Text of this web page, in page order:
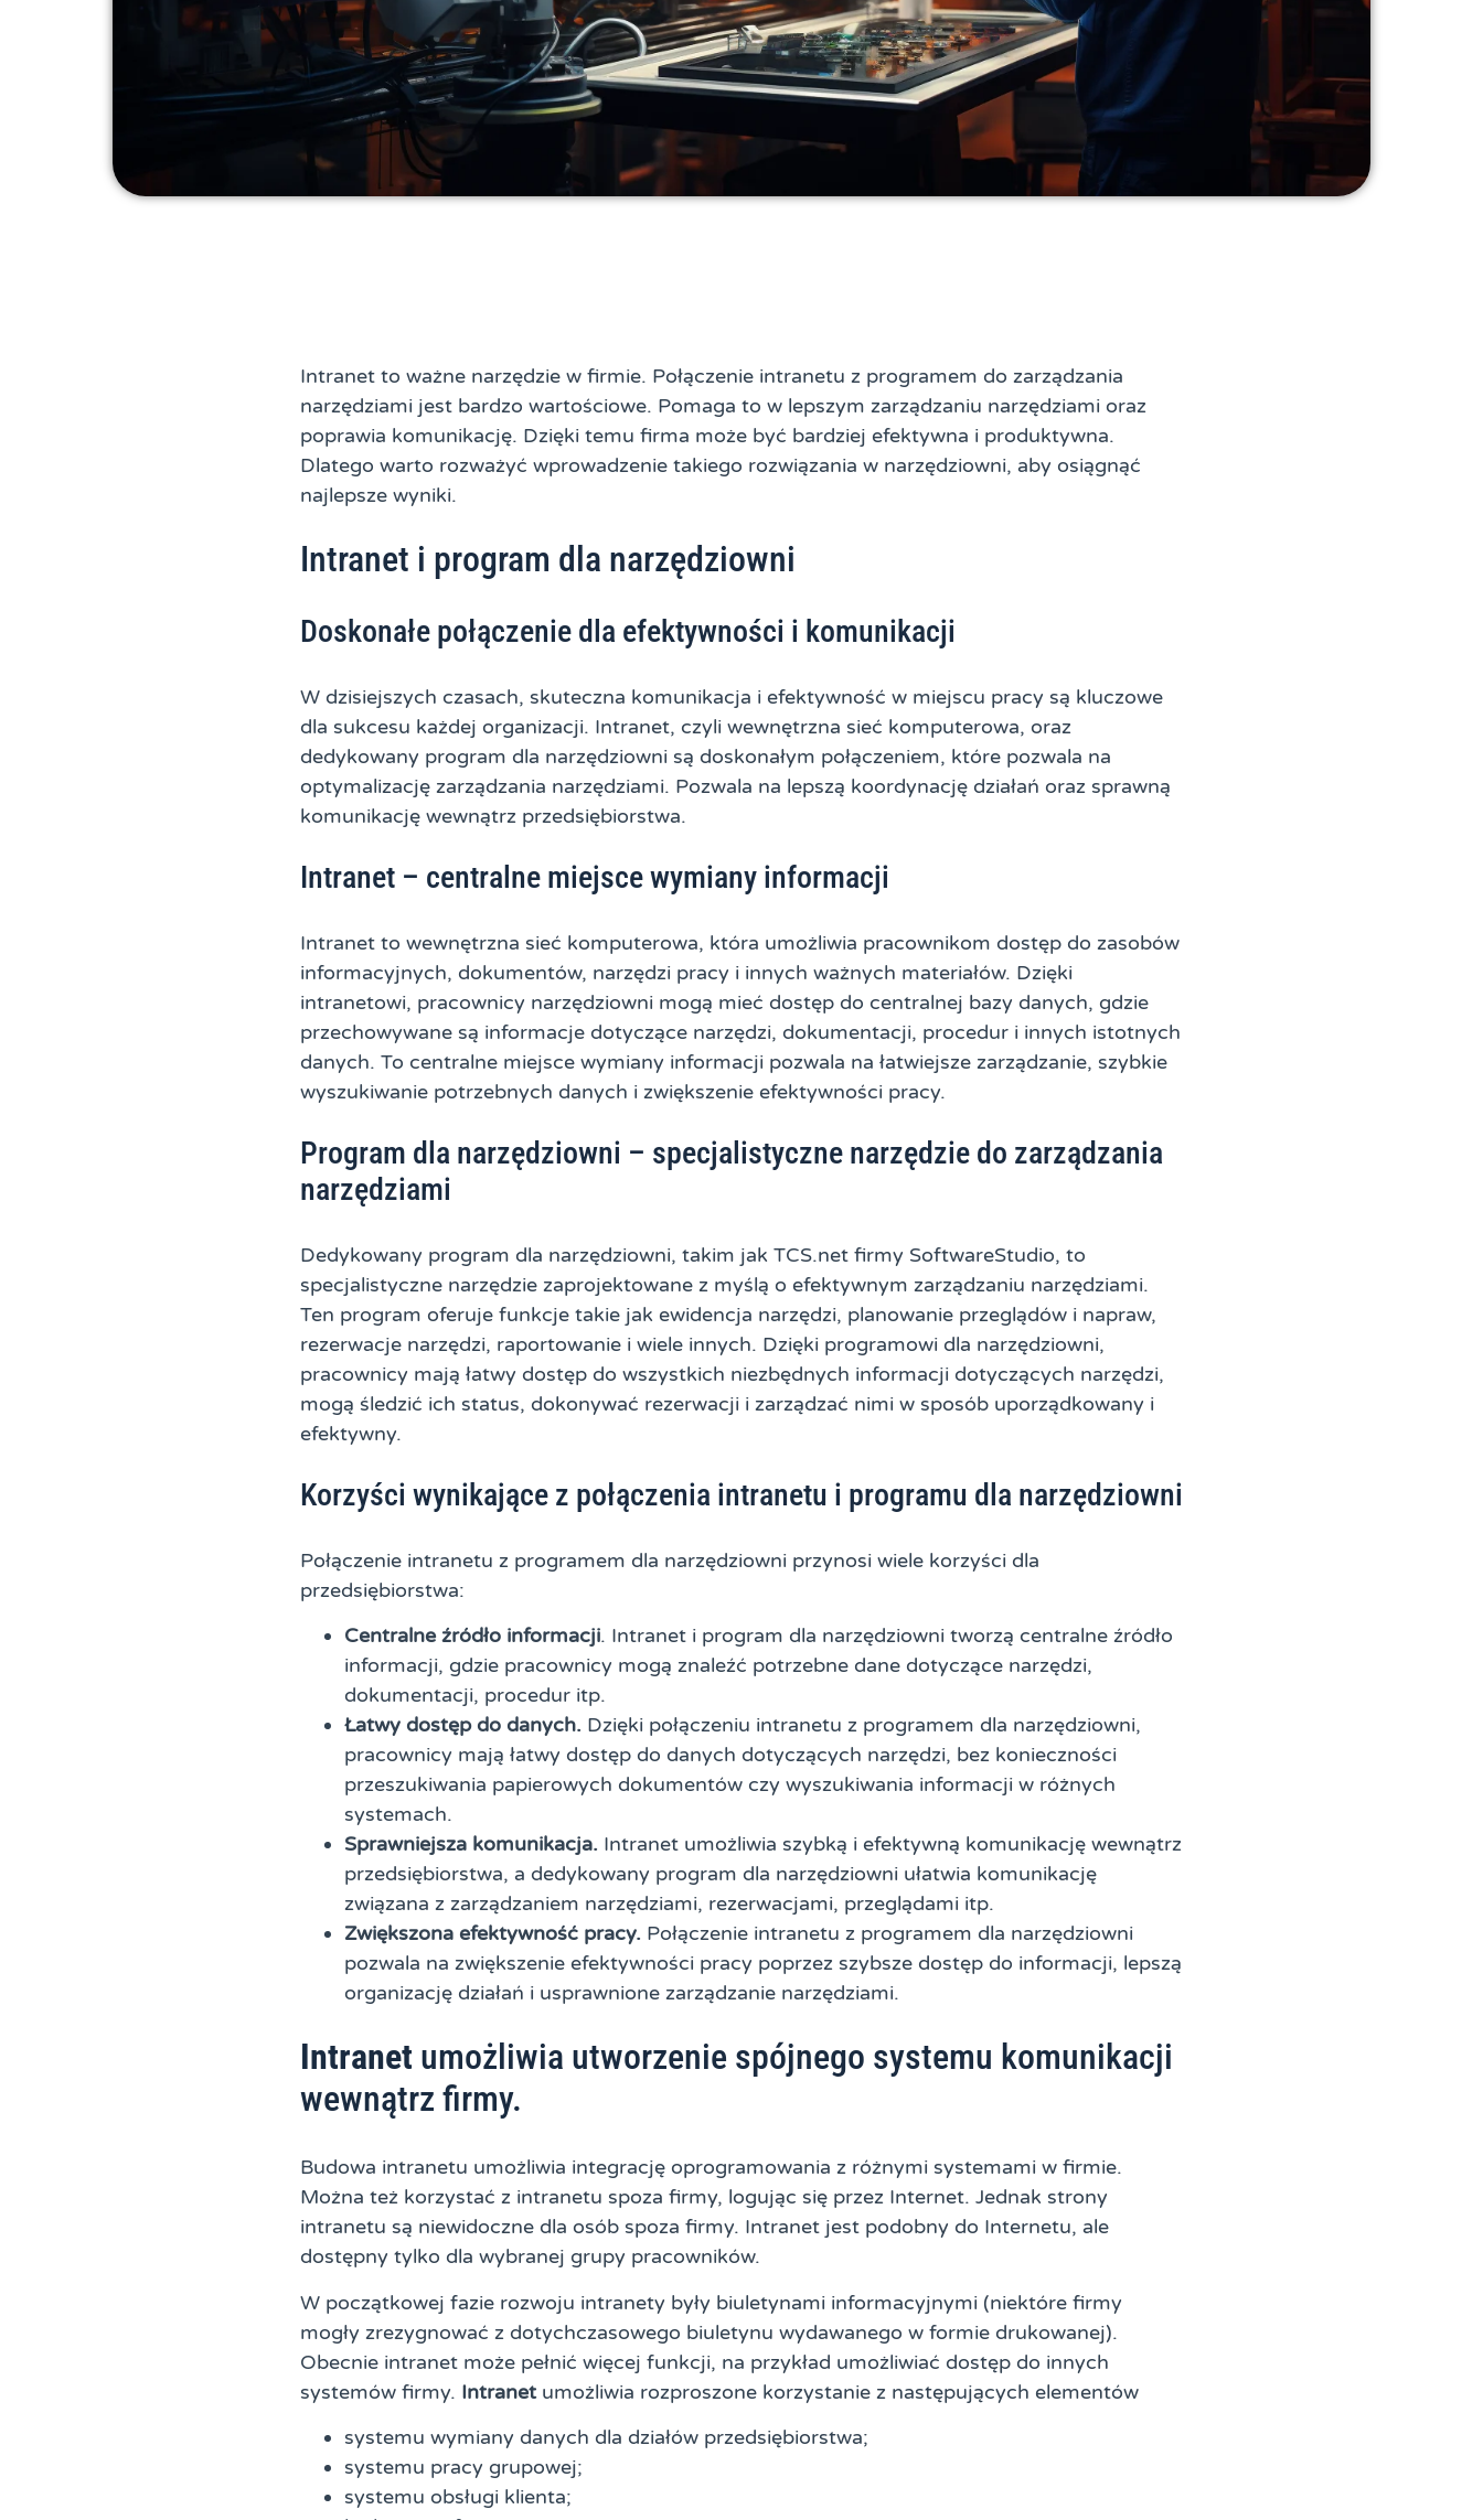
Intranet to ważne narzędzie w firmie. Połączenie intranetu z programem do zarządzania
narzędziami jest bardzo wartościowe. Pomaga to w lepszym zarządzaniu narzędziami oraz
poprawia komunikację. Dzięki temu firma może być bardziej efektywna i produktywna.
Dlatego warto rozważyć wprowadzenie takiego rozwiązania w narzędziowni, aby osiągnąć
najlepsze wyniki.
Intranet i program dla narzędziowni
Doskonałe połączenie dla efektywności i komunikacji
W dzisiejszych czasach, skuteczna komunikacja i efektywność w miejscu pracy są kluczowe
dla sukcesu każdej organizacji. Intranet, czyli wewnętrzna sieć komputerowa, oraz
dedykowany program dla narzędziowni są doskonałym połączeniem, które pozwala na
optymalizację zarządzania narzędziami. Pozwala na lepszą koordynację działań oraz sprawną
komunikację wewnątrz przedsiębiorstwa.
Intranet – centralne miejsce wymiany informacji
Intranet to wewnętrzna sieć komputerowa, która umożliwia pracownikom dostęp do zasobów
informacyjnych, dokumentów, narzędzi pracy i innych ważnych materiałów. Dzięki
intranetowi, pracownicy narzędziowni mogą mieć dostęp do centralnej bazy danych, gdzie
przechowywane są informacje dotyczące narzędzi, dokumentacji, procedur i innych istotnych
danych. To centralne miejsce wymiany informacji pozwala na łatwiejsze zarządzanie, szybkie
wyszukiwanie potrzebnych danych i zwiększenie efektywności pracy.
Program dla narzędziowni – specjalistyczne narzędzie do zarządzania
narzędziami
Dedykowany program dla narzędziowni, takim jak TCS.net firmy SoftwareStudio, to
specjalistyczne narzędzie zaprojektowane z myślą o efektywnym zarządzaniu narzędziami.
Ten program oferuje funkcje takie jak ewidencja narzędzi, planowanie przeglądów i napraw,
rezerwacje narzędzi, raportowanie i wiele innych. Dzięki programowi dla narzędziowni,
pracownicy mają łatwy dostęp do wszystkich niezbędnych informacji dotyczących narzędzi,
mogą śledzić ich status, dokonywać rezerwacji i zarządzać nimi w sposób uporządkowany i
efektywny.
Korzyści wynikające z połączenia intranetu i programu dla narzędziowni
Połączenie intranetu z programem dla narzędziowni przynosi wiele korzyści dla
przedsiębiorstwa:
Centralne źródło informacji. Intranet i program dla narzędziowni tworzą centralne źródło
informacji, gdzie pracownicy mogą znaleźć potrzebne dane dotyczące narzędzi,
dokumentacji, procedur itp.
Łatwy dostęp do danych. Dzięki połączeniu intranetu z programem dla narzędziowni,
pracownicy mają łatwy dostęp do danych dotyczących narzędzi, bez konieczności
przeszukiwania papierowych dokumentów czy wyszukiwania informacji w różnych
systemach.
Sprawniejsza komunikacja. Intranet umożliwia szybką i efektywną komunikację wewnątrz
przedsiębiorstwa, a dedykowany program dla narzędziowni ułatwia komunikację
związana z zarządzaniem narzędziami, rezerwacjami, przeglądami itp.
Zwiększona efektywność pracy. Połączenie intranetu z programem dla narzędziowni
pozwala na zwiększenie efektywności pracy poprzez szybsze dostęp do informacji, lepszą
organizację działań i usprawnione zarządzanie narzędziami.
Intranet umożliwia utworzenie spójnego systemu komunikacji
wewnątrz firmy.
Budowa intranetu umożliwia integrację oprogramowania z różnymi systemami w firmie.
Można też korzystać z intranetu spoza firmy, logując się przez Internet. Jednak strony
intranetu są niewidoczne dla osób spoza firmy. Intranet jest podobny do Internetu, ale
dostępny tylko dla wybranej grupy pracowników.
W początkowej fazie rozwoju intranety były biuletynami informacyjnymi (niektóre firmy
mogły zrezygnować z dotychczasowego biuletynu wydawanego w formie drukowanej).
Obecnie intranet może pełnić więcej funkcji, na przykład umożliwiać dostęp do innych
systemów firmy. Intranetumożliwia rozproszone korzystanie z następujących elementów
systemu wymiany danych dla działów przedsiębiorstwa;
systemu pracy grupowej;
systemu obsługi klienta;